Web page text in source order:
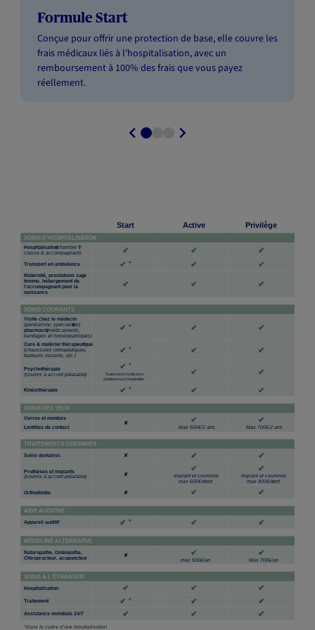
Formule Start
Conçue pour offrir une protection de base, elle couvre les
frais médicaux liés à l'hospitalisation, avec un
remboursement à 100% des frais que vous payez
réellement.